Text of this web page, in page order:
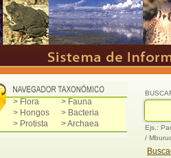
> Flora
> Fauna
> Hongos
> Bacteria
> Protista
> Archaea
Ejs.:
/